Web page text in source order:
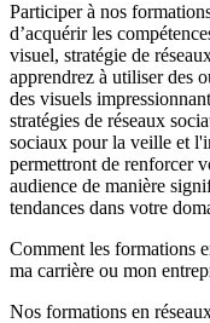
Participer à nos
d’acquérir les
visuel, stratégie de
apprendrez à utiliser des
des visuels
stratégies de réseaux
sociaux pour la veille et
permettront de renforcer
audience de manière
tendances dans votre
Comment les formations
ma carrière ou mon
Nos formations en